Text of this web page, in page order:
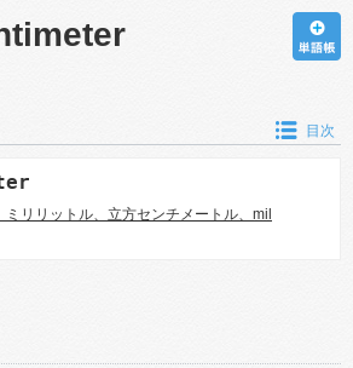
目次
ミリリットル、立方センチメートル、mil